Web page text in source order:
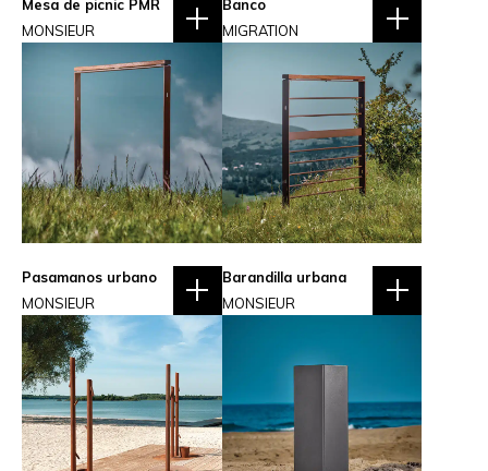
Mesa de picnic PMR
MONSIEUR
Banco
MIGRATION
Pasamanos urbano
MONSIEUR
Barandilla urbana
MONSIEUR